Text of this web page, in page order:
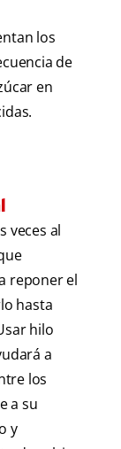
los
de
en
veces al
reponer el
hasta
hilo
a
los
a su
y